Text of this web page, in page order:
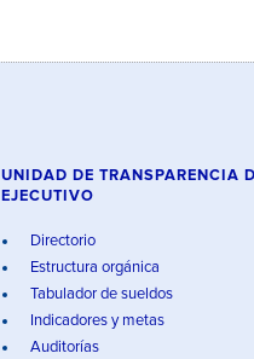
UNIDAD DE TRANSPARENCIA
EJECUTIVO
Directorio
Estructura orgánica
Tabulador de sueldos
Indicadores y metas
Auditorías